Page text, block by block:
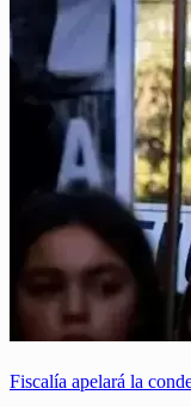
Fiscalía apelará la